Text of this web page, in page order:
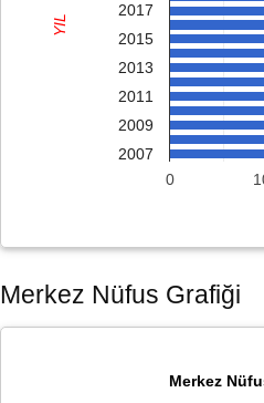
0
2017
2015
2013
2011
2009
2007
YIL
Merkez Nüfus Grafiği
Merkez